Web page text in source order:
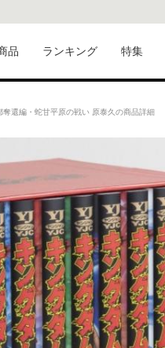
品 ランキング 特集
ギ
還編・蛇甘平原の戦い 原泰久の商品詳細